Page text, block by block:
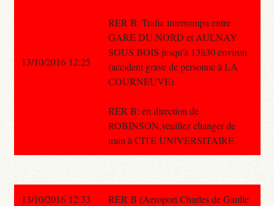
RER B: Trafic interrompu entre
GARE DU NORD et AULNAY
SOUS BOIS jusqu'à 13h30 environ
(accident grave de personne à LA
COURNEUVE)
RER B: en direction de
ROBINSON,veuillez changer de
train à CITE UNIVERSITAIRE.
13/10/2016 12:25
13/10/2016 12:33
RER B (Aeroport Charles de Gaulle